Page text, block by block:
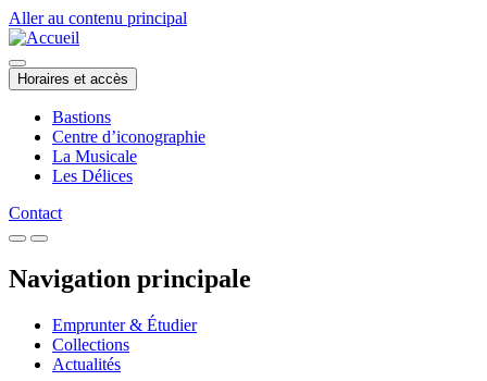
Aller au contenu principal
Horaires et accès
Bastions
Centre d’iconographie
La Musicale
Les Délices
Contact
Navigation principale
Emprunter & Étudier
Collections
Actualités